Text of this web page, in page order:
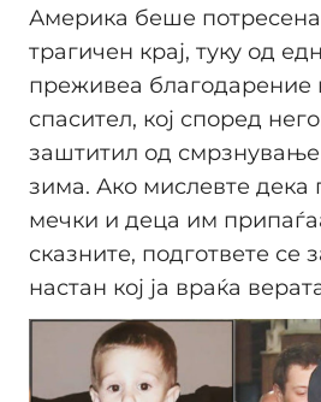
Америка беше
трагичен крај, туку од
преживеа благодарение
спасител, кој според
заштитил од смрзнување
зима. Ако мислевте дека
мечки и деца им
сказните, подгответе се
настан кој ја враќа